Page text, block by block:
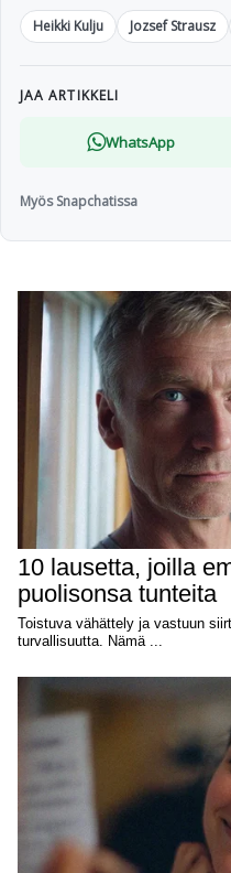
Heikki Kulju
Jozsef Strausz
JAA ARTIKKELI
WhatsApp
Myös Snapchatissa